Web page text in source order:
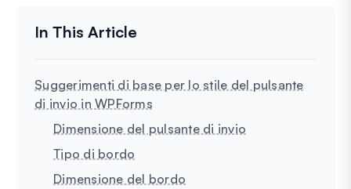
Suggerimenti di base per lo stile del pulsante
di invio in WPForms
Dimensione del pulsante di invio
Tipo di bordo
Dimensione del bordo